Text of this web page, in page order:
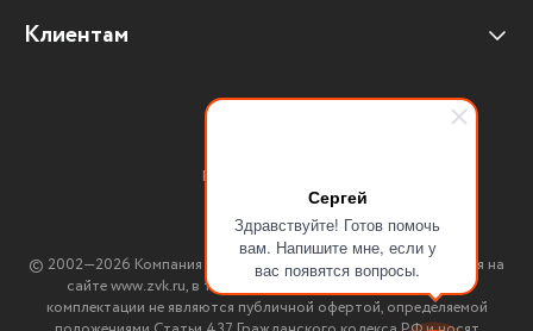
Сергей
Здравствуйте! Готов помочь
вам. Напишите мне, если у
вас появятся вопросы.
Отзывы клиентов
Оплата и доставка
Клиентам
Мультимедийное оборудование
Импортозамещение ПО
© 2002—2026 Компания ЗВК. *Вся информация, опубликованная на
сайте www.zvk.ru, в т.ч. цены, описания, характеристики и
комплектации не являются публичной офертой, определяемой
Присоединяйтесь: